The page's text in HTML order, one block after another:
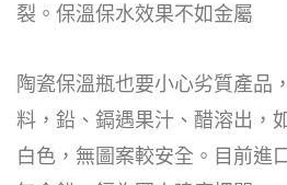
裂。保溫保水效果不如金屬
陶瓷保溫瓶也要小心劣質產品
料，鉛、鎘遇果汁、醋溶出，
白色，無圖案較安全。目前進